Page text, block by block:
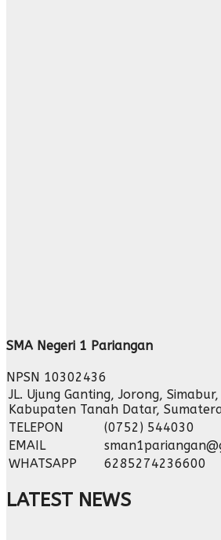
SMA Negeri 1 Pariangan
NPSN 10302436
JL. Ujung Ganting, Jorong,
Kabupaten Tanah Datar,
TELEPON
(0752) 544030
EMAIL
WHATSAPP
6285274236600
LATEST NEWS